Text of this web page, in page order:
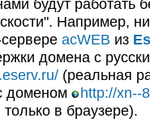
будут работать
Например,
acWEB из
домена с
(реальная
доменом
http://xn--
только в браузере).